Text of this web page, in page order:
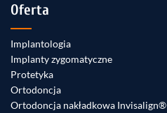
Oferta
Implantologia
Implanty zygomatyczne
Protetyka
Ortodoncja
Ortodoncja nakładkowa Invisalign®